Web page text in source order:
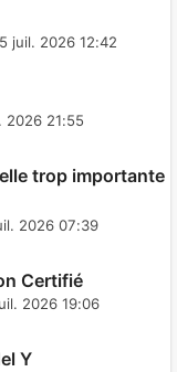
juil. 2026 12:42
2026 21:55
trop importante
2026 07:39
Certifié
2026 19:06
Y